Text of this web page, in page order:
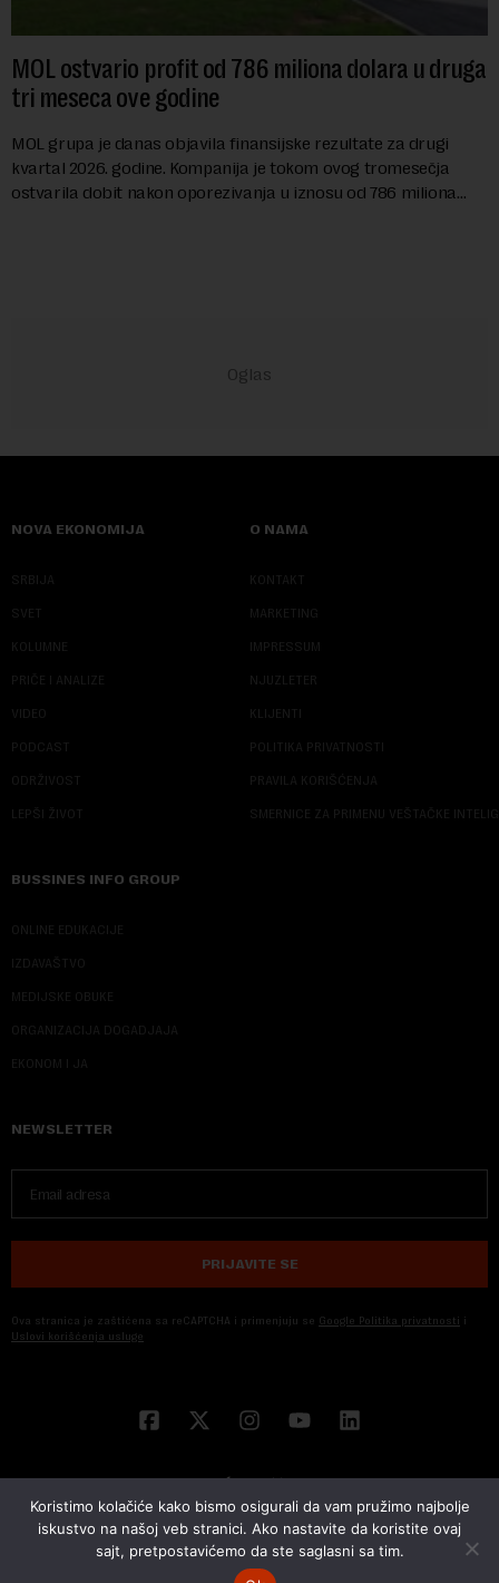
MOL ostvario profit od 786 miliona dolara u druga
tri meseca ove godine
MOL grupa je danas objavila finansijske rezultate za drugi
kvartal 2026. godine. Kompanija je tokom ovog tromesečja
ostvarila dobit nakon oporezivanja u iznosu od 786 miliona
NOVA EKONOMIJA
SRBIJA
SVET
KOLUMNE
PRIČE I ANALIZE
VIDEO
PODCAST
ODRŽIVOST
LEPŠI ŽIVOT
O NAMA
KONTAKT
MARKETING
IMPRESSUM
NJUZLETER
KLIJENTI
POLITIKA PRIVATNOSTI
PRAVILA KORIŠĆENJA
SMERNICE ZA PRIMENU VEŠTAČKE
BUSSINES INFO GROUP
ONLINE EDUKACIJE
IZDAVAŠTVO
MEDIJSKE OBUKE
ORGANIZACIJA DOGADJAJA
EKONOM I JA
NEWSLETTER
PRIJAVITE SE
Ova stranica je zaštićena sa reCAPTCHA i primenjuju se Google Politika privatnosti i
Uslovi korišćenja usluge
© 2026 NOVA EKONOMIJA | SVA PRAVA ZADŽANA | DEVELOPED BY
Koristimo kolačiće kako bismo osigurali da vam pružimo najbolje
iskustvo na našoj veb stranici. Ako nastavite da koristite ovaj
sajt, pretpostavićemo da ste saglasni sa tim.